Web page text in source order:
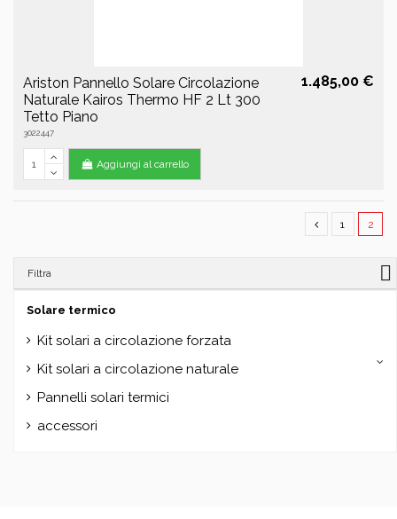
Ariston Pannello Solare Circolazione
Naturale Kairos Thermo HF 2 Lt 300
Tetto Piano
3022447
1.485,00 €
Aggiungi al carrello
1 2
Filtra
Solare termico
Kit solari a circolazione forzata
Kit solari a circolazione naturale
Pannelli solari termici
accessori